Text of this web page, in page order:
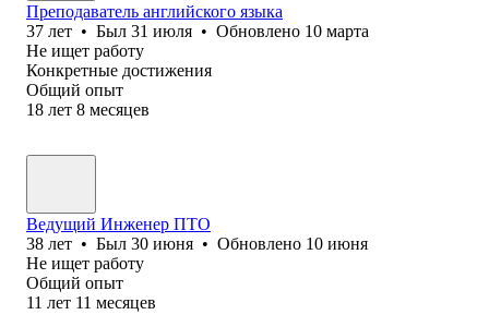
Преподаватель английского языка
37 лет • Был 31 июля • Обновлено 10 марта
Не ищет работу
Конкретные достижения
Общий опыт
18 лет 8 месяцев
Ведущий Инженер ПТО
38 лет • Был 30 июня • Обновлено 10 июня
Не ищет работу
Общий опыт
11 лет 11 месяцев